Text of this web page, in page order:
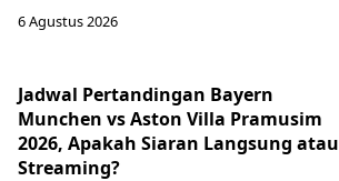
6 Agustus 2026
Jadwal Pertandingan Bayern
Munchen vs Aston Villa Pramusim
2026, Apakah Siaran Langsung atau
Streaming?